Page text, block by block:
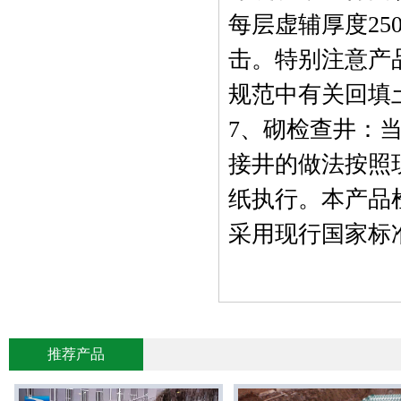
每层虚辅厚度
击。特别注意产
规范中有关回填
7、砌检查井：
接井的做法按照
纸执行。本产品
采用现行国家标
推荐产品